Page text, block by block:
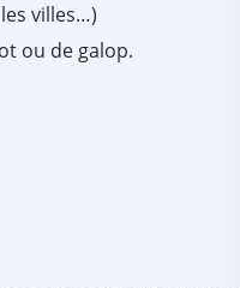
villes…)
ou de galop.